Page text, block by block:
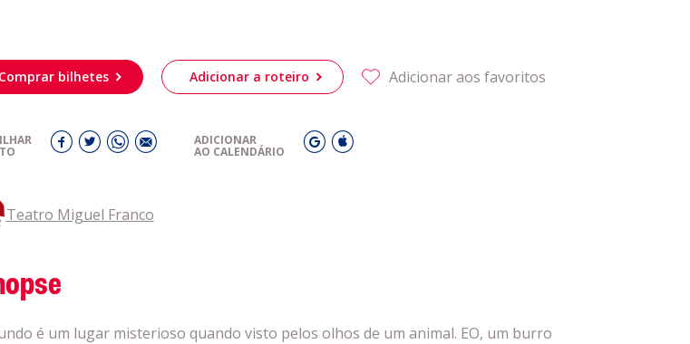
CULTURA DESPORTO
Comprar bilhetes Adicionar a roteiro Adicionar aos favoritos
ADICIONAR
AO CALENDÁRIO
Teatro Miguel Franco
é um lugar misterioso quando visto pelos olhos de um animal. EO, um burro